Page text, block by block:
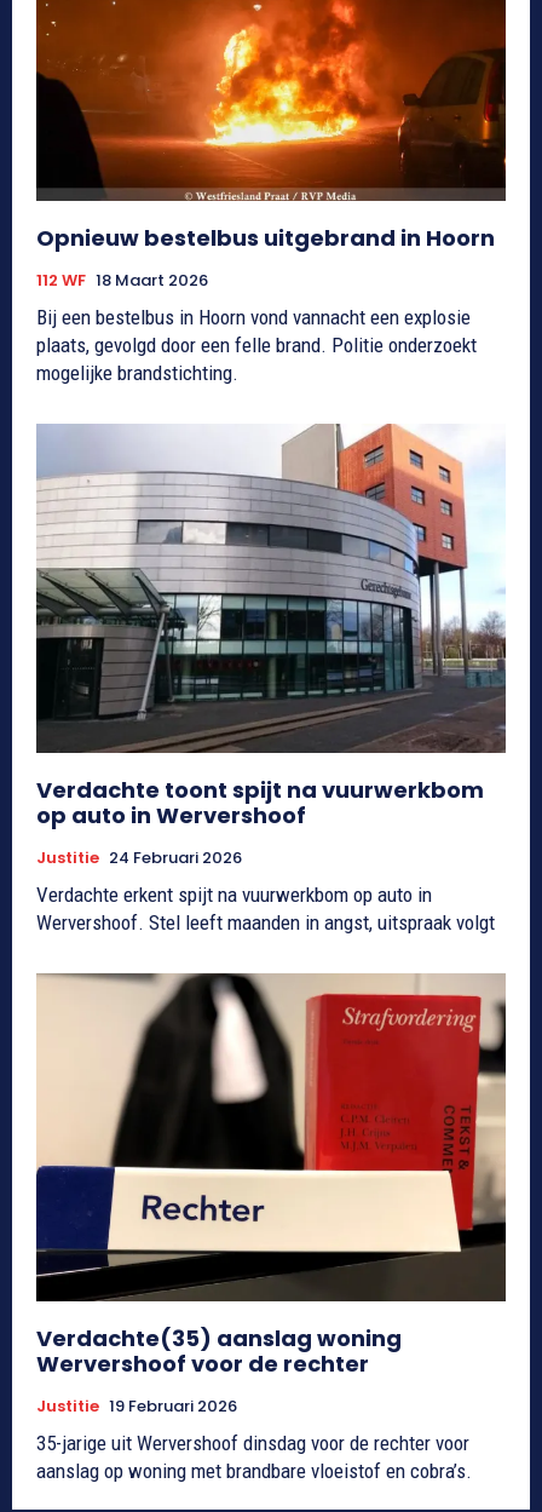
Opnieuw bestelbus uitgebrand in Hoorn
112 WF 18 Maart 2026
Bij een bestelbus in Hoorn vond vannacht een explosie
plaats, gevolgd door een felle brand. Politie onderzoekt
mogelijke brandstichting.
Verdachte toont spijt na vuurwerkbom
op auto in Wervershoof
Justitie 24 Februari 2026
Verdachte erkent spijt na vuurwerkbom op auto in
Wervershoof. Stel leeft maanden in angst, uitspraak volgt
Verdachte(35) aanslag woning
Wervershoof voor de rechter
Justitie 19 Februari 2026
35-jarige uit Wervershoof dinsdag voor de rechter voor
aanslag op woning met brandbare vloeistof en cobra’s.